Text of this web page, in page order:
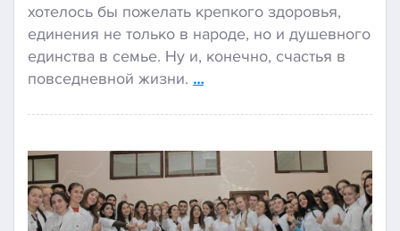
хотелось бы пожелать крепкого здоровья,
единения не только в народе, но и душевного
единства в семье. Ну и, конечно, счастья в
повседневной жизни. …